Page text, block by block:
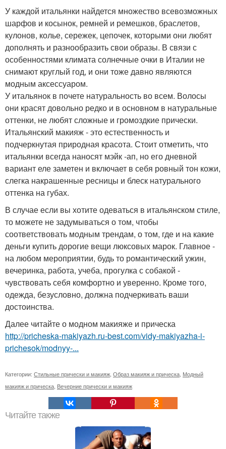
У каждой итальянки найдется множество всевозможных
шарфов и косынок, ремней и ремешков, браслетов,
кулонов, колье, сережек, цепочек, которыми они любят
дополнять и разнообразить свои образы. В связи с
особенностями климата солнечные очки в Италии не
снимают круглый год, и они тоже давно являются
модным аксессуаром.
У итальянок в почете натуральность во всем. Волосы
они красят довольно редко и в основном в натуральные
оттенки, не любят сложные и громоздкие прически.
Итальянский макияж - это естественность и
подчеркнутая природная красота. Стоит отметить, что
итальянки всегда наносят мэйк -ап, но его дневной
вариант еле заметен и включает в себя ровный тон кожи,
слегка накрашенные ресницы и блеск натурального
оттенка на губах.
В случае если вы хотите одеваться в итальянском стиле,
то можете не задумываться о том, чтобы
соответствовать модным трендам, о том, где и на какие
деньги купить дорогие вещи люксовых марок. Главное -
на любом мероприятии, будь то романтический ужин,
вечеринка, работа, учеба, прогулка с собакой -
чувствовать себя комфортно и уверенно. Кроме того,
одежда, безусловно, должна подчеркивать ваши
достоинства.
Далее читайте о модном макияже и прическа
http://pricheska-makiyazh.ru-best.com/vidy-makiyazha-i-
prichesok/modnyy-...
Категории: Стильные прически и макияж Образ макияж и прическа Модный
макияж и прическа Вечерние прически и макияж
Читайте также